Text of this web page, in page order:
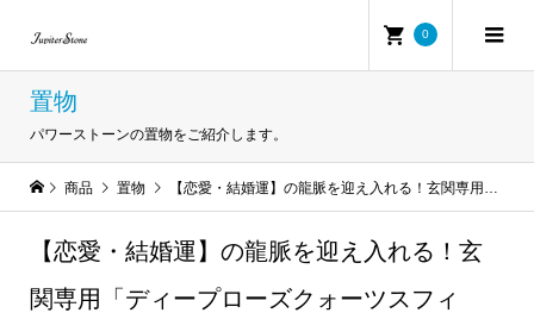
0
置物
パワーストーンの置物をご紹介します。
商品 置物 【恋愛・結婚運】の龍脈を迎え入れる！玄関専用「ディープローズクォーツスフィア」置物Mサイズ
【恋愛・結婚運】の龍脈を迎え入れる！玄
関専用「ディープローズクォーツスフィ